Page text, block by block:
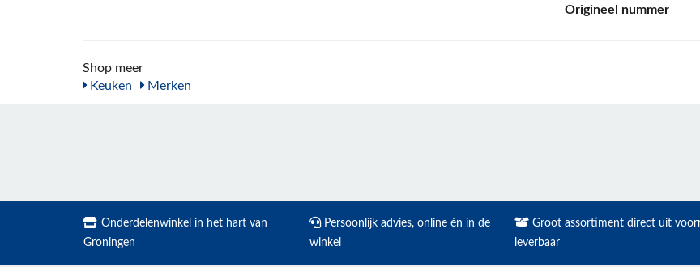
Origineel nummer
Shop meer
Keuken
Merken
Onderdelenwinkel in het hart van
Groningen
Persoonlijk advies, online én in de
winkel
Groot assortiment direct uit
leverbaar